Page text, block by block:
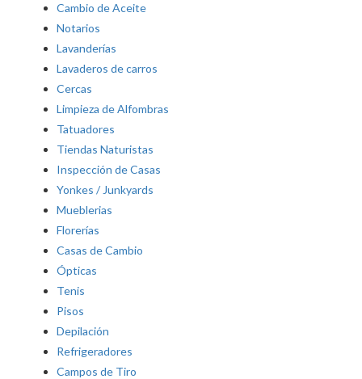
Cambio de Aceite
Notarios
Lavanderías
Lavaderos de carros
Cercas
Limpieza de Alfombras
Tatuadores
Tiendas Naturistas
Inspección de Casas
Yonkes / Junkyards
Mueblerias
Florerías
Casas de Cambio
Ópticas
Tenis
Pisos
Depilación
Refrigeradores
Campos de Tiro